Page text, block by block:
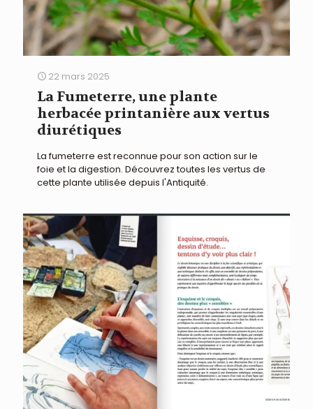
22 mars 2025
La Fumeterre, une plante
herbacée printanière aux vertus
diurétiques
La fumeterre est reconnue pour son action sur le
foie et la digestion. Découvrez toutes les vertus de
cette plante utilisée depuis l'Antiquité.